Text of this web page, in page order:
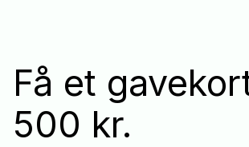
Få et
500 kr.